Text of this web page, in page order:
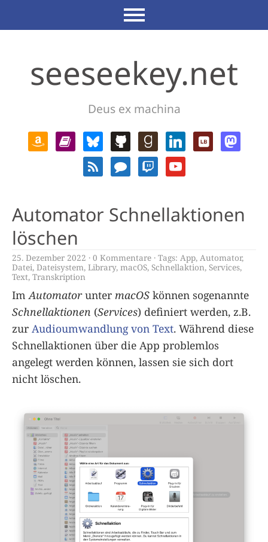
seeseekey.net
Deus ex machina
Automator Schnellaktionen
löschen
25. Dezember 2022 0 Kommentare Tags: App, Automator,
Datei, Dateisystem, Library, macOS, Schnellaktion, Services,
Text, Transkription
Im Automatorunter macOS können sogenannte
Schnellaktionen (Services) definiert werden, z.B.
zur Audioumwandlung von Text. Während diese
Schnellaktionen über die App problemlos
angelegt werden können, lassen sie sich dort
nicht löschen.